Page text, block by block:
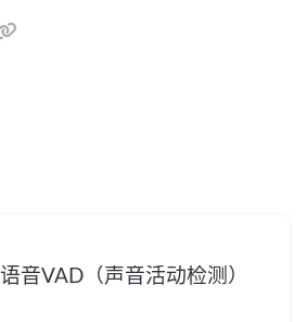
音VAD（声音活动检测）